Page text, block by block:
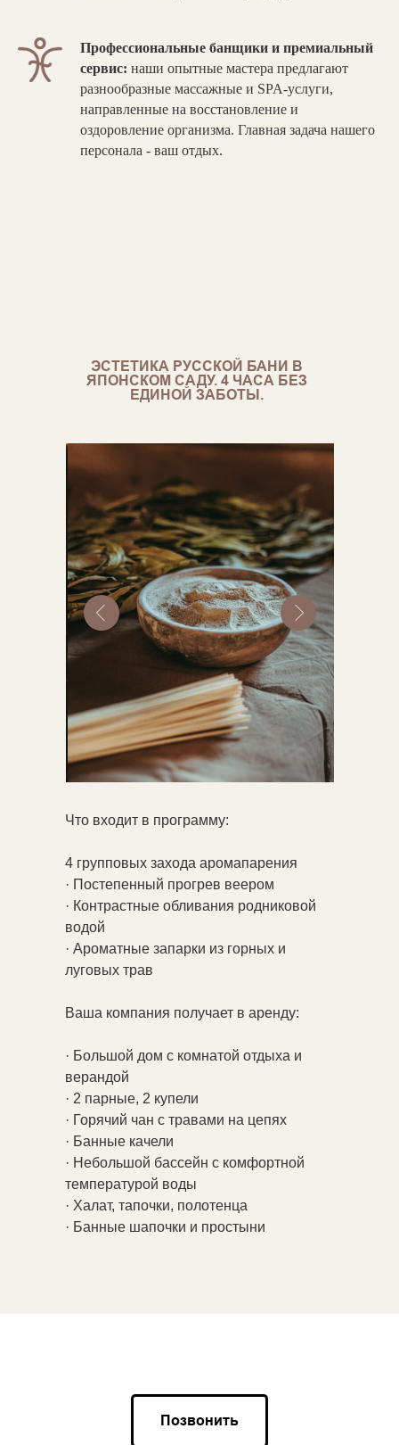
Профессиональные банщики и премиальный
сервис: наши опытные мастера предлагают
разнообразные массажные и SPA-услуги,
направленные на восстановление и
оздоровление организма. Главная задача нашего
персонала - ваш отдых.
ЭСТЕТИКА РУССКОЙ БАНИ В
ЯПОНСКОМ САДУ. 4 ЧАСА БЕЗ
ЕДИНОЙ ЗАБОТЫ.
Что входит в программу:
4 групповых захода аромапарения
· Постепенный прогрев веером
· Контрастные обливания родниковой
водой
· Ароматные запарки из горных и
луговых трав
Ваша компания получает в аренду:
· Большой дом с комнатой отдыха и
верандой
· 2 парные, 2 купели
· Горячий чан с травами на цепях
· Банные качели
· Небольшой бассейн с комфортной
температурой воды
· Халат, тапочки, полотенца
· Банные шапочки и простыни
Позвонить